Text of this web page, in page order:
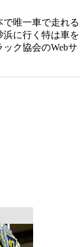
唯一車で走れる
に行く特は車を
ク協会のWebサ